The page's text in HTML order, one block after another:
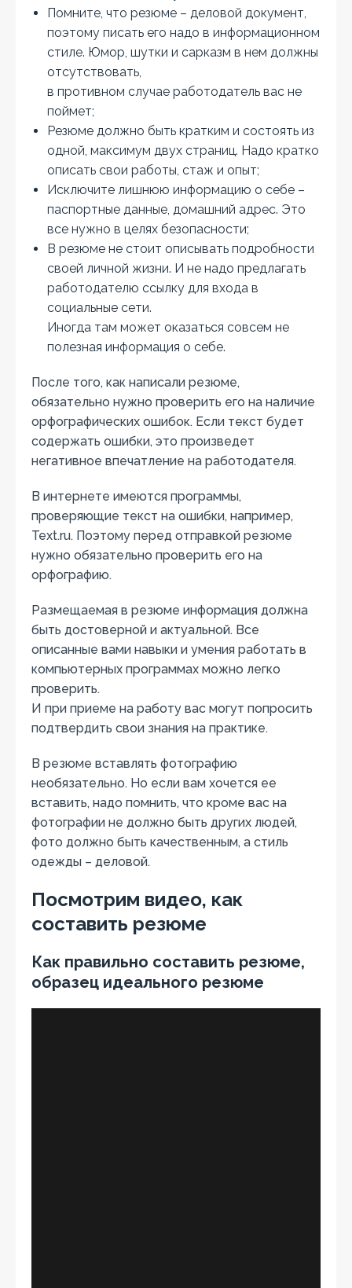
Помните, что резюме – деловой документ,
поэтому писать его надо в информационном
стиле. Юмор, шутки и сарказм в нем должны
отсутствовать,
в противном случае работодатель вас не
поймет;
Резюме должно быть кратким и состоять из
одной, максимум двух страниц. Надо кратко
описать свои работы, стаж и опыт;
Исключите лишнюю информацию о себе –
паспортные данные, домашний адрес. Это
все нужно в целях безопасности;
В резюме не стоит описывать подробности
своей личной жизни. И не надо предлагать
работодателю ссылку для входа в
социальные сети.
Иногда там может оказаться совсем не
полезная информация о себе.
После того, как написали резюме,
обязательно нужно проверить его на наличие
орфографических ошибок. Если текст будет
содержать ошибки, это произведет
негативное впечатление на работодателя.
В интернете имеются программы,
проверяющие текст на ошибки, например,
Text.ru. Поэтому перед отправкой резюме
нужно обязательно проверить его на
орфографию.
Размещаемая в резюме информация должна
быть достоверной и актуальной. Все
описанные вами навыки и умения работать в
компьютерных программах можно легко
проверить.
И при приеме на работу вас могут попросить
подтвердить свои знания на практике.
В резюме вставлять фотографию
необязательно. Но если вам хочется ее
вставить, надо помнить, что кроме вас на
фотографии не должно быть других людей,
фото должно быть качественным, а стиль
одежды – деловой.
Посмотрим видео, как
составить резюме
Как правильно составить резюме,
образец идеального резюме